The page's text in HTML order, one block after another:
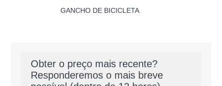
GANCHO DE BICICLETA
Obter o preço mais recente?
Responderemos o mais breve